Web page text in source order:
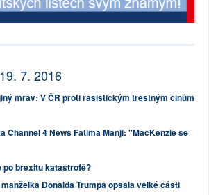
7. 2016
mrav: V ČR proti rasistickým trestným činům
Channel 4 News Fatima Manji: "MacKenzie se
po brexitu katastrofě?
Donalda Trumpa opsala velké části